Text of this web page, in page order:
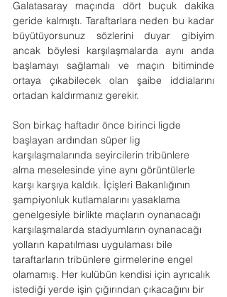
Galatasaray maçında dört buçuk dakika
geride kalmıştı. Taraftarlara neden bu kadar
büyütüyorsunuz sözlerini duyar gibiyim
ancak böylesi karşılaşmalarda aynı anda
başlamayı sağlamalı ve maçın bitiminde
ortaya çıkabilecek olan şaibe iddialarını
ortadan kaldırmanız gerekir.
Son birkaç haftadır önce birinci ligde
başlayan ardından süper lig
karşılaşmalarında seyircilerin tribünlere
alma meselesinde yine aynı görüntülerle
karşı karşıya kaldık. İçişleri Bakanlığının
şampiyonluk kutlamalarını yasaklama
genelgesiyle birlikte maçların oynanacağı
karşılaşmalarda stadyumların oynanacağı
yolların kapatılması uygulaması bile
taraftarların tribünlere girmelerine engel
olamamış. Her kulübün kendisi için ayrıcalık
istediği yerde işin çığırından çıkacağını bir